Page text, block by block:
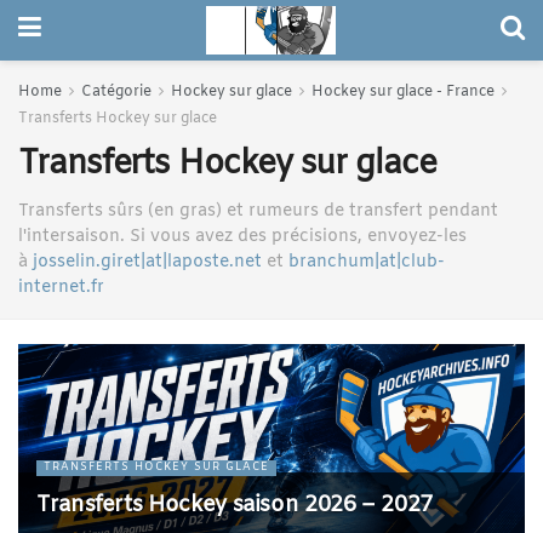
Home Catégorie Hockey sur glace
Hockey sur glace - France
Transferts Hockey sur glace
Transferts Hockey sur glace
Transferts sûrs (en gras) et rumeurs de transfert pendant
l'intersaison. Si vous avez des précisions, envoyez-les
àjosselin.giret|at|laposte.net et branchum|at|club-
internet.fr
TRANSFERTS HOCKEY SUR GLACE
Transferts Hockey saison 2026 – 2027